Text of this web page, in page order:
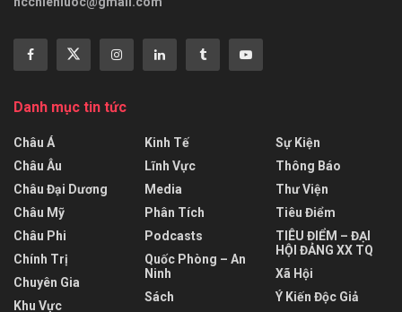
Danh mục tin tức
Châu Á
Châu Âu
Châu Đại Dương
Châu Mỹ
Châu Phi
Chính Trị
Chuyên Gia
Khu Vực
Kinh Tế
Lĩnh Vực
Media
Phân Tích
Podcasts
Quốc Phòng – An
Ninh
Sách
Sự Kiện
Thông Báo
Thư Viện
Tiêu Điểm
TIÊU ĐIỂM – ĐẠI
HỘI ĐẢNG XX TQ
Xã Hội
Ý Kiến Độc Giả